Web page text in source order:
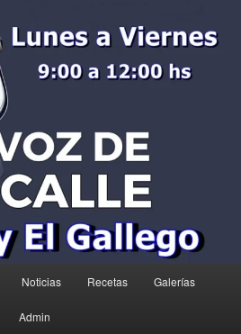
Noticias Recetas Galerías
Admin